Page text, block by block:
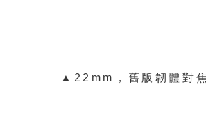
▲22mm，舊版韌體對